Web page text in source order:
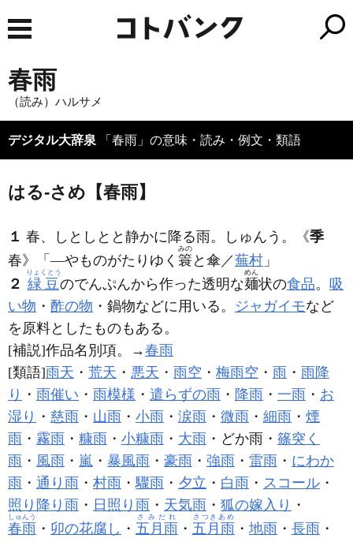
春雨
（読み）ハルサメ
デジタル大辞泉 「春雨」の意味・読み・例文・類語
はる‐さめ【春雨】
１ 春、しとしとと静かに降る雨。しゅんう。 《季
春》
「―やものがたりゆく 簑
みの
と傘／蕪村 」
２ 緑豆
りょくとう
のでんぷんから作った透明な麺
めん
状の食品。 吸
い物 ・ 酢の物 ・鍋物などに用いる。 ジャガイモなど
を原料としたものもある。
[補説]作品名別項。→春雨
[類語]雨天 ・ 荒天 ・ 悪天 ・ 雨空 ・ 梅雨空 ・ 雨 ・ 雨降
り ・ 雨催い ・ 雨模様 ・ 遣らずの雨 ・ 降雨 ・ 一雨 ・ お
湿り ・ 慈雨 ・ 山雨 ・ 小雨 ・ 涙雨 ・ 微雨 ・ 細雨 ・ 煙
雨 ・ 霧雨 ・ 糠雨 ・ 小糠雨 ・ 大雨 ・どか雨・ 篠突く
雨 ・ 風雨 ・ 嵐 ・ 暴風雨 ・ 豪雨 ・ 強雨 ・ 雷雨 ・ にわか
雨 ・ 通り雨 ・ 村雨 ・驟雨 ・ 夕立 ・ 白雨 ・ スコール ・
照り降り雨 ・ 日照り雨 ・ 天気雨 ・ 狐の嫁入り ・
春雨
しゅんう
・ 卯の花腐し ・ 五月雨
さみだれ
・ 五月雨
さつきあめ
・ 地雨 ・ 長雨 ・